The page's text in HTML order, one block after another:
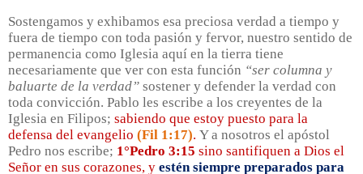
Sostengamos y exhibamos esa preciosa verdad a tiempo y
fuera de tiempo con toda pasión y fervor, nuestro sentido de
permanencia como Iglesia aquí en la tierra tiene
necesariamente que ver con esta función “ser columna y
baluarte de la verdad” sostener y defender la verdad con
toda convicción. Pablo les escribe a los creyentes de la
Iglesia en Filipos; sabiendo que estoy puesto para la
defensa del evangelio (Fil 1:17). Y a nosotros el apóstol
Pedro nos escribe; 1°Pedro 3:15 sino santifiquen a Dios el
Señor en sus corazones, y estén siempre preparados para